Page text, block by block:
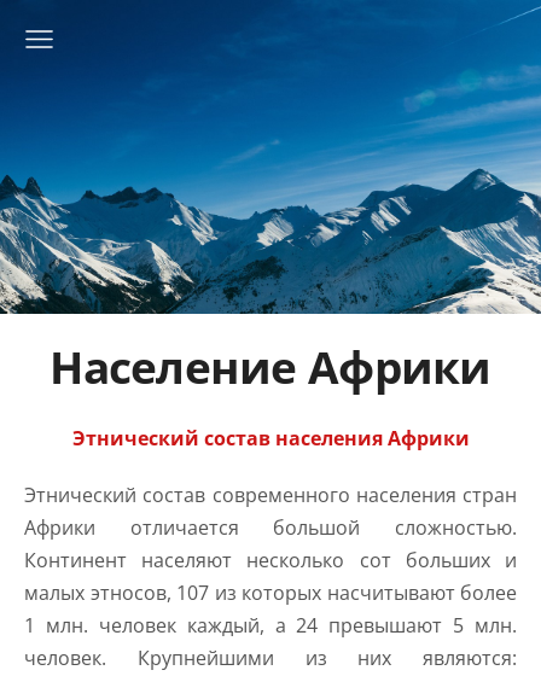
Население Африки
Этнический состав населения Африки
Этнический состав современного населения стран
Африки отличается большой сложностью.
Континент населяют несколько сот больших и
малых этносов, 107 из которых насчитывают более
1 млн. человек каждый, а 24 превышают 5 млн.
человек. Крупнейшими из них являются: